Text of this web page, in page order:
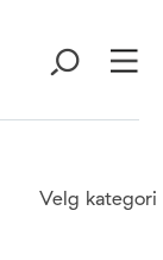
Velg kategori